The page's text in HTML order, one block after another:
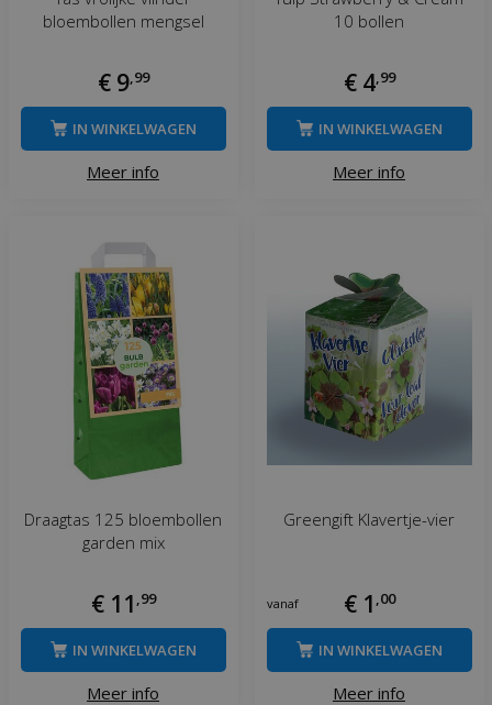
bloembollen mengsel
€ 9, 99
Meer info
IN WINKELWAGEN
10 bollen
€ 4 99
Meer info
IN WINKELWAGEN
Draagtas 125 bloembollen
garden mix
€ 11 99
Meer info
IN WINKELWAGEN
Greengift Klavertje-vier
vanaf € 1 00
Meer info
IN WINKELWAGEN